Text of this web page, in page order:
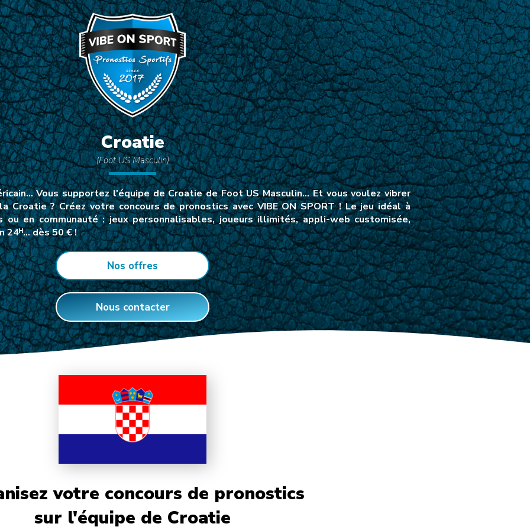
Croatie
(Foot US Masculin)
Vous supportez l'équipe de Croatie de Foot US Masculin… Et vous voulez vibrer
Croatie ? Créez votre concours de pronostics avec VIBE ON SPORT ! Le jeu idéal à
en communauté : jeux personnalisables, joueurs illimités, appli-web customisée,
24ᴴ… dès 50 € !
Nos offres
Nous contacter
votre concours de pronostics
sur l'équipe de Croatie